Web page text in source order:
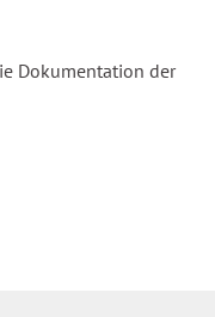
Dokumentation der